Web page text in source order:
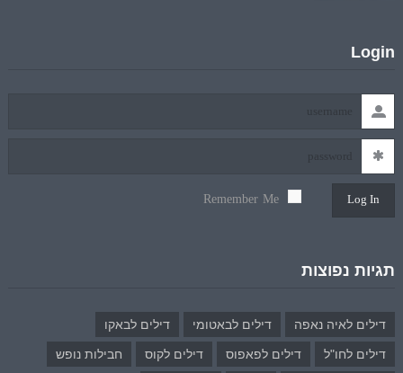
Login
Log In
Remember Me
תגיות נפוצות
דילים לאיה נאפה דילים לבאטומי דילים לבאקו
דילים לחו"ל דילים לפאפוס דילים לקוס חבילות נופש